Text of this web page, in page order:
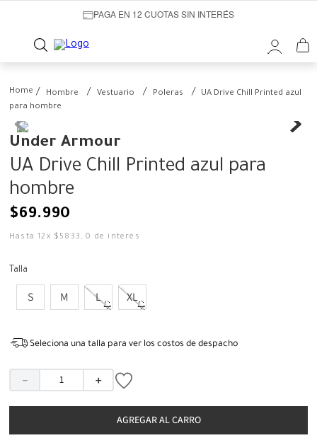
PAGA EN 12 CUOTAS SIN INTERÉS
Hombre Vestuario Poleras
UA Drive Chill Printed azul
para hombre
Under Armour
UA Drive Chill Printed azul para
hombre
$69.990
Hasta12 x $ 5833 ,0 de interés
Talla
S M L XL
Seleciona una talla para ver los costos de despacho
＋
－
AGREGAR AL CARRO